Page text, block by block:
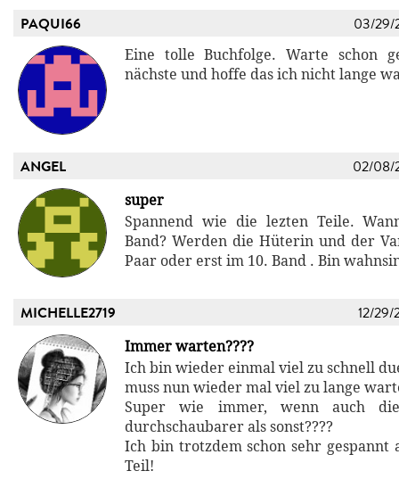
PAQUI66 03/29/
Eine tolle Buchfolge. Warte schon
nächste und hoffe das ich nicht lange
ANGEL 02/08/
super
Spannend wie die lezten Teile.
Band? Werden die Hüterin und der
Paar oder erst im 10. Band . Bin
MICHELLE2719 12/29/
Immer warten????
Ich bin wieder einmal viel zu schnell
muss nun wieder mal viel zu lange
Super wie immer, wenn auch
durchschaubarer als sonst????
Ich bin trotzdem schon sehr gespannt
Teil!